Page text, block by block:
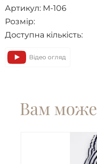
Артикул: M-106
Розмір:
Доступна кількість:
Відео огляд
Вам